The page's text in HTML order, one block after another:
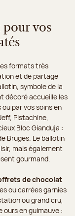
pour vos
formats très
et de partage
symbole de la
décoré accueille les
par vos soins en
Pistachine,
Bloc Gianduja :
Bruges. Le ballotin
mais également
gourmand.
de chocolat
ou carrées garnies
ou grand cru,
en guimauve :